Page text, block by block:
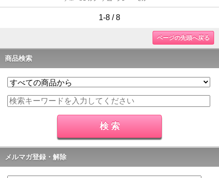
1-8 / 8
ページの先頭へ戻る
商品検索
メルマガ登録・解除